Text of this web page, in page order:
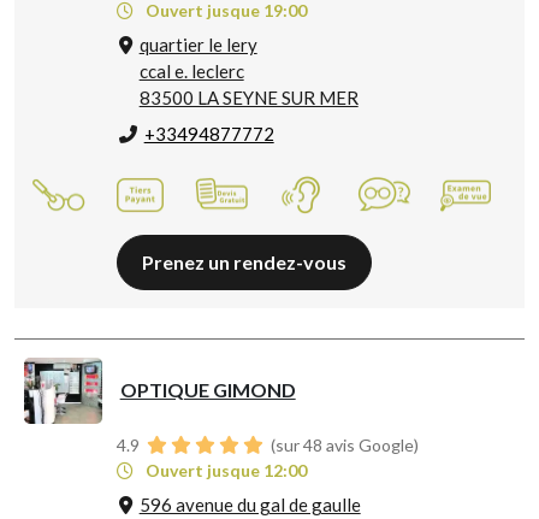
Ouvert jusque 19:00
quartier le lery
ccal e. leclerc
83500 LA SEYNE SUR MER
+33494877772
Prenez un rendez-vous
OPTIQUE GIMOND
4.9
(sur 48 avis Google)
Ouvert jusque 12:00
596 avenue du gal de gaulle